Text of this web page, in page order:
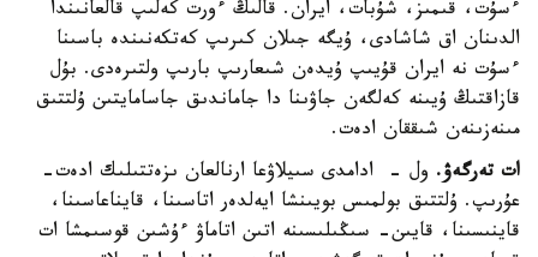
ءسۇت، قىمىز، شۇبات، ايران. قالىڭ ءورت كەلىپ قالعانىندا
الدىنان اق شاشادى، ۇيگە جىلان كىرىپ كەتكەنىندە باسىنا
ءسۇت نە ايران قۇيىپ ۇيدەن شىعارىپ بارىپ ولتىرەدى. بۇل
قازاقتىڭ ۇيىنە كەلگەن جاۋىنا دا جاماندىق جاسامايتىن ۇلتتىق
مىنەزىنەن شىققان ادەت.
ات تەرگەۋ. ول - ادامدى سىيلاۋعا ارنالعان ىزەتتىلىك ادەت-
عۇرىپ. ۇلتتىق بولمىس بويىنشا ايەلدەر اتاسىنا، قايناعاسىنا،
قاينىسىنا، قايىن- سىڭىلىسىنە اتىن اتاماۋ ءۇشىن قوسىمشا ات